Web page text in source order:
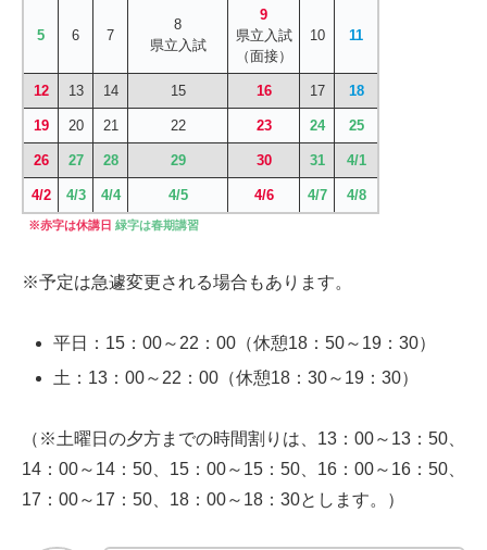
5 6 7
8
県立入試
9
県立入試
（面接）
10 11
12 13 14 15 16 17 18
19 20 21 22 23 24 25
26 27 28 29 30 31 4/1
4/2 4/3 4/4 4/5 4/6 4/7 4/8
※赤字は休講日 緑字は春期講習
※予定は急遽変更される場合もあります。
平日：15：00～22：00（休憩18：50～19：30）
土：13：00～22：00（休憩18：30～19：30）
（※土曜日の夕方までの時間割りは、13：00～13：50、
14：00～14：50、15：00～15：50、16：00～16：50、
17：00～17：50、18：00～18：30とします。）